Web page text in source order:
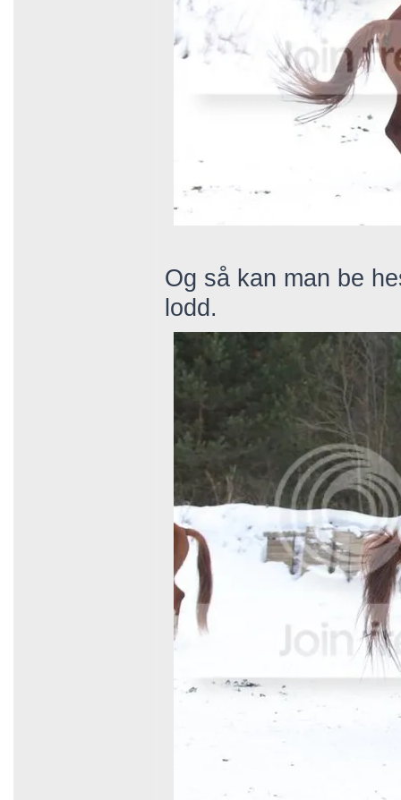
Og så kan man be
lodd.